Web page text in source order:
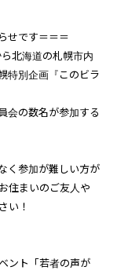
せです＝＝＝
北海道の札幌市内
特別企画『このビラ
会の数名が参加する
く参加が難しい方が
住まいのご友人や
い！
ント「若者の声が